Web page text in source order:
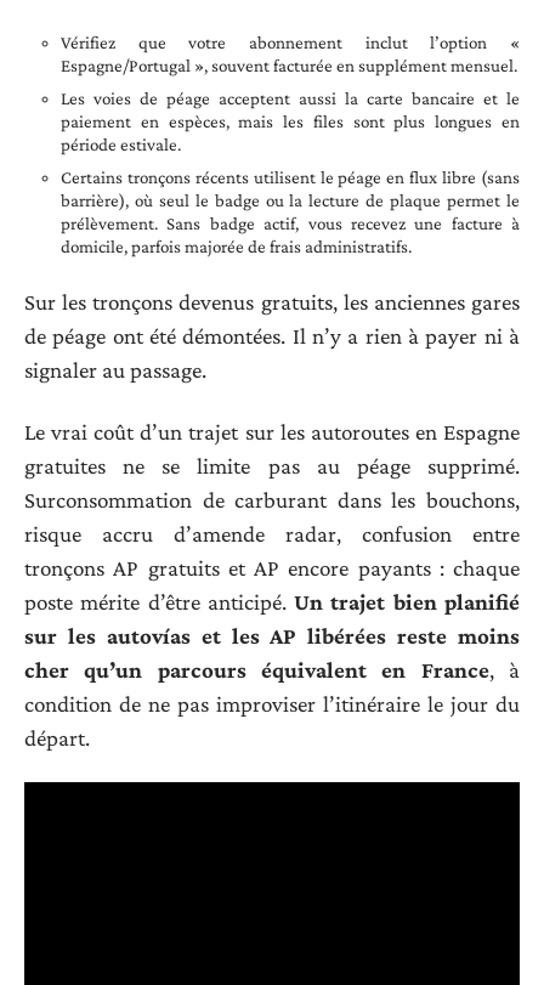
Vérifiez que votre abonnement inclut l’option «
Espagne/Portugal », souvent facturée en supplément mensuel.
Les voies de péage acceptent aussi la carte bancaire et le
paiement en espèces, mais les files sont plus longues en
période estivale.
Certains tronçons récents utilisent le péage en flux libre (sans
barrière), où seul le badge ou la lecture de plaque permet le
prélèvement. Sans badge actif, vous recevez une facture à
domicile, parfois majorée de frais administratifs.
Sur les tronçons devenus gratuits, les anciennes gares
de péage ont été démontées. Il n’y a rien à payer ni à
signaler au passage.
Le vrai coût d’un trajet sur les autoroutes en Espagne
gratuites ne se limite pas au péage supprimé.
Surconsommation de carburant dans les bouchons,
risque accru d’amende radar, confusion entre
tronçons AP gratuits et AP encore payants : chaque
poste mérite d’être anticipé.Un trajet bien planifié
sur les autovías et les AP libérées reste moins
cher qu’un parcours équivalent en France, à
condition de ne pas improviser l’itinéraire le jour du
départ.